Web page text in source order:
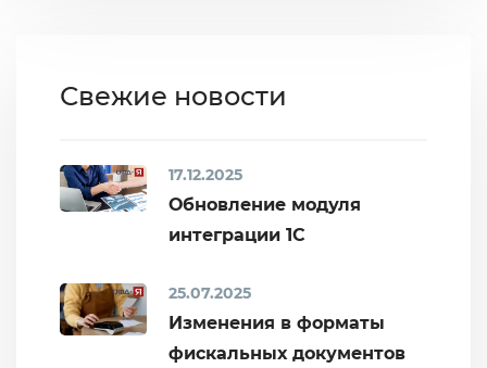
Свежие новости
17.12.2025
Обновление модуля
интеграции 1С
25.07.2025
Изменения в форматы
фискальных документов